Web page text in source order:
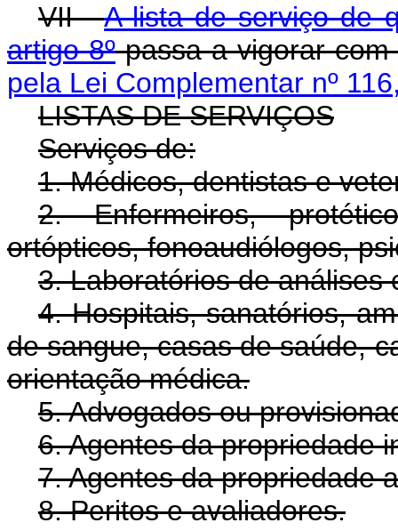
VII -A lista de serviço de
artigo 8ºpassa a vigorar
pela Lei Complementar nº
LISTAS DE SERVIÇOS
Serviços de:
1. Médicos, dentistas e
2. Enfermeiros,
ortópticos, fonoaudiólogos,
3. Laboratórios de análises
4. Hospitais, sanatórios,
de sangue, casas de saúde,
orientação médica.
5. Advogados ou
6. Agentes da propriedade
7. Agentes da propriedade
8. Peritos e avaliadores.